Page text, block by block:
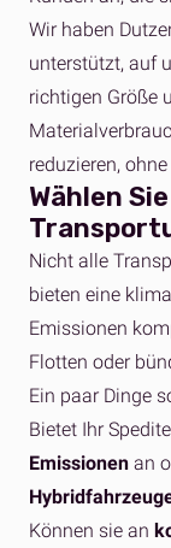
Wir haben
unterstützt, auf
richtigen Größe
reduzieren,
Wählen
Nicht alle
bieten eine
Emissionen
Flotten oder
Ein paar Dinge
Bietet Ihr
Emissionen an
Können sie an